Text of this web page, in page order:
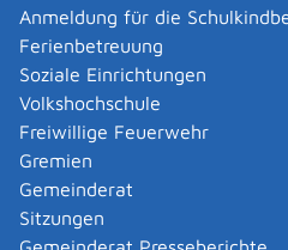
Anmeldung für die
Ferienbetreuung
Soziale Einrichtungen
Volkshochschule
Freiwillige Feuerwehr
Gremien
Gemeinderat
Sitzungen
Zuständige Stelle
Deutsche Rentenversicherung
Agentur für Arbeit Reutlingen
Deutsche
Hauptsitz Karlsruhe
Deutsche
Regionalzentrum Reutlingen